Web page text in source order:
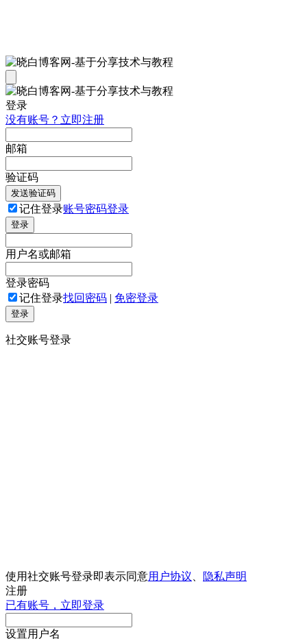
登录
没有账号？立即注册
邮箱
验证码
发送验证码
记住登录账号密码登录
登录
用户名或邮箱
登录密码
记住登录找回密码 | 免密登录
登录
社交账号登录
使用社交账号登录即表示同意用户协议
隐私声明
注册
已有账号，立即登录
设置用户名